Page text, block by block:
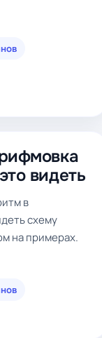
видеть
в
схему
на примерах.